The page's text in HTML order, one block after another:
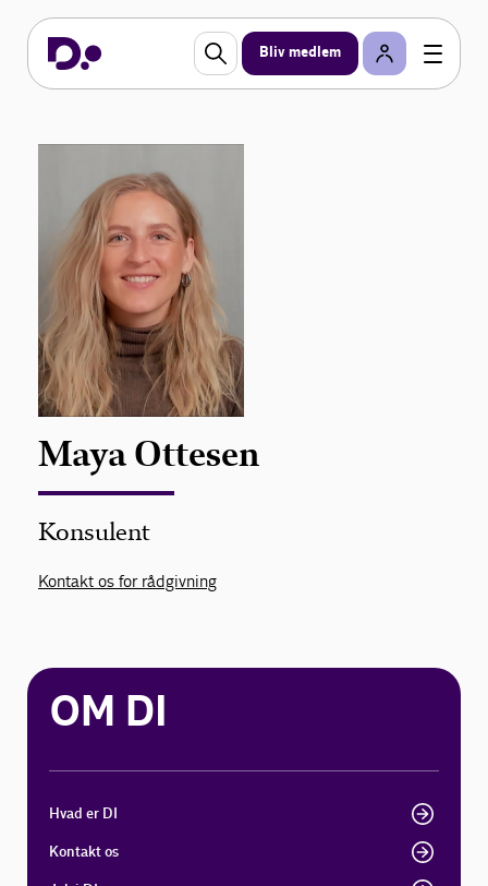
Bliv medlem
Maya Ottesen
Konsulent
Kontakt os for rådgivning
OM DI
Hvad er DI
Kontakt os